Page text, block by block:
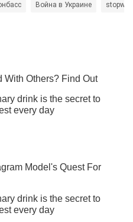
Война в Украине stopwar